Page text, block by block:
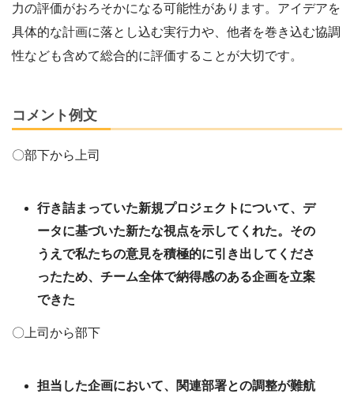
力の評価がおろそかになる可能性があります。アイデアを
具体的な計画に落とし込む実行力や、他者を巻き込む協調
性なども含めて総合的に評価することが大切です。
コメント例文
〇部下から上司
行き詰まっていた新規プロジェクトについて、デ
ータに基づいた新たな視点を示してくれた。その
うえで私たちの意見を積極的に引き出してくださ
ったため、チーム全体で納得感のある企画を立案
できた
〇上司から部下
担当した企画において、関連部署との調整が難航